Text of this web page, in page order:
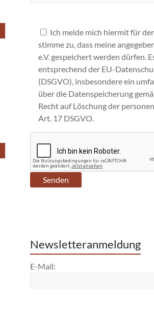
Ich melde mich hiermit für
stimme zu, dass meine
e.V. gespeichert werden dürfen.
entsprechend der EU-
(DSGVO), insbesondere ein
über die Datenspeicherung
Recht auf Löschung der
Art. 17 DSGVO.
Newsletteranmeldung
E-Mail: